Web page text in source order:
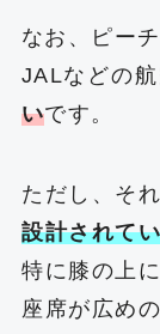
なお、ピー
JALなどの
いです。
ただし、そ
設計されて
特に膝の上
座席が広め